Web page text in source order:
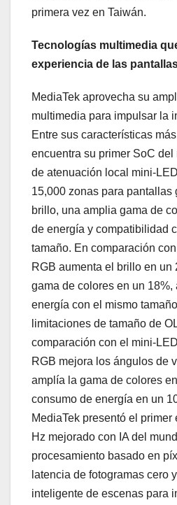
primera vez en Taiwán.
Tecnologías multimedia
experiencia de las
MediaTek aprovecha su
multimedia para impulsar la
Entre sus características
encuentra su primer SoC del
de atenuación local mini-
15,000 zonas para pantallas
brillo, una amplia gama de
de energía y compatibilidad
tamaño. En comparación
RGB aumenta el brillo en un
gama de colores en un 18%,
energía con el mismo
limitaciones de tamaño de
comparación con el mini-
RGB mejora los ángulos de
amplía la gama de colores
consumo de energía en un
MediaTek presentó el
Hz mejorado con IA del
procesamiento basado en
latencia de fotogramas cero
inteligente de escenas para